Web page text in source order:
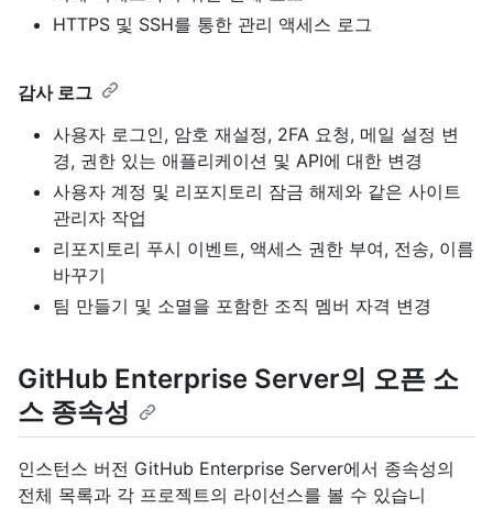
HTTPS 및 SSH를 통한 관리 액세스 로그
감사 로그
사용자 로그인, 암호 재설정, 2FA 요청, 메일 설정 변
경, 권한 있는 애플리케이션 및 API에 대한 변경
사용자 계정 및 리포지토리 잠금 해제와 같은 사이트
관리자 작업
리포지토리 푸시 이벤트, 액세스 권한 부여, 전송, 이름
바꾸기
팀 만들기 및 소멸을 포함한 조직 멤버 자격 변경
GitHub Enterprise Server의 오픈 소
스 종속성
인스턴스 버전 GitHub Enterprise Server에서 종속성의
전체 목록과 각 프로젝트의 라이선스를 볼 수 있습니